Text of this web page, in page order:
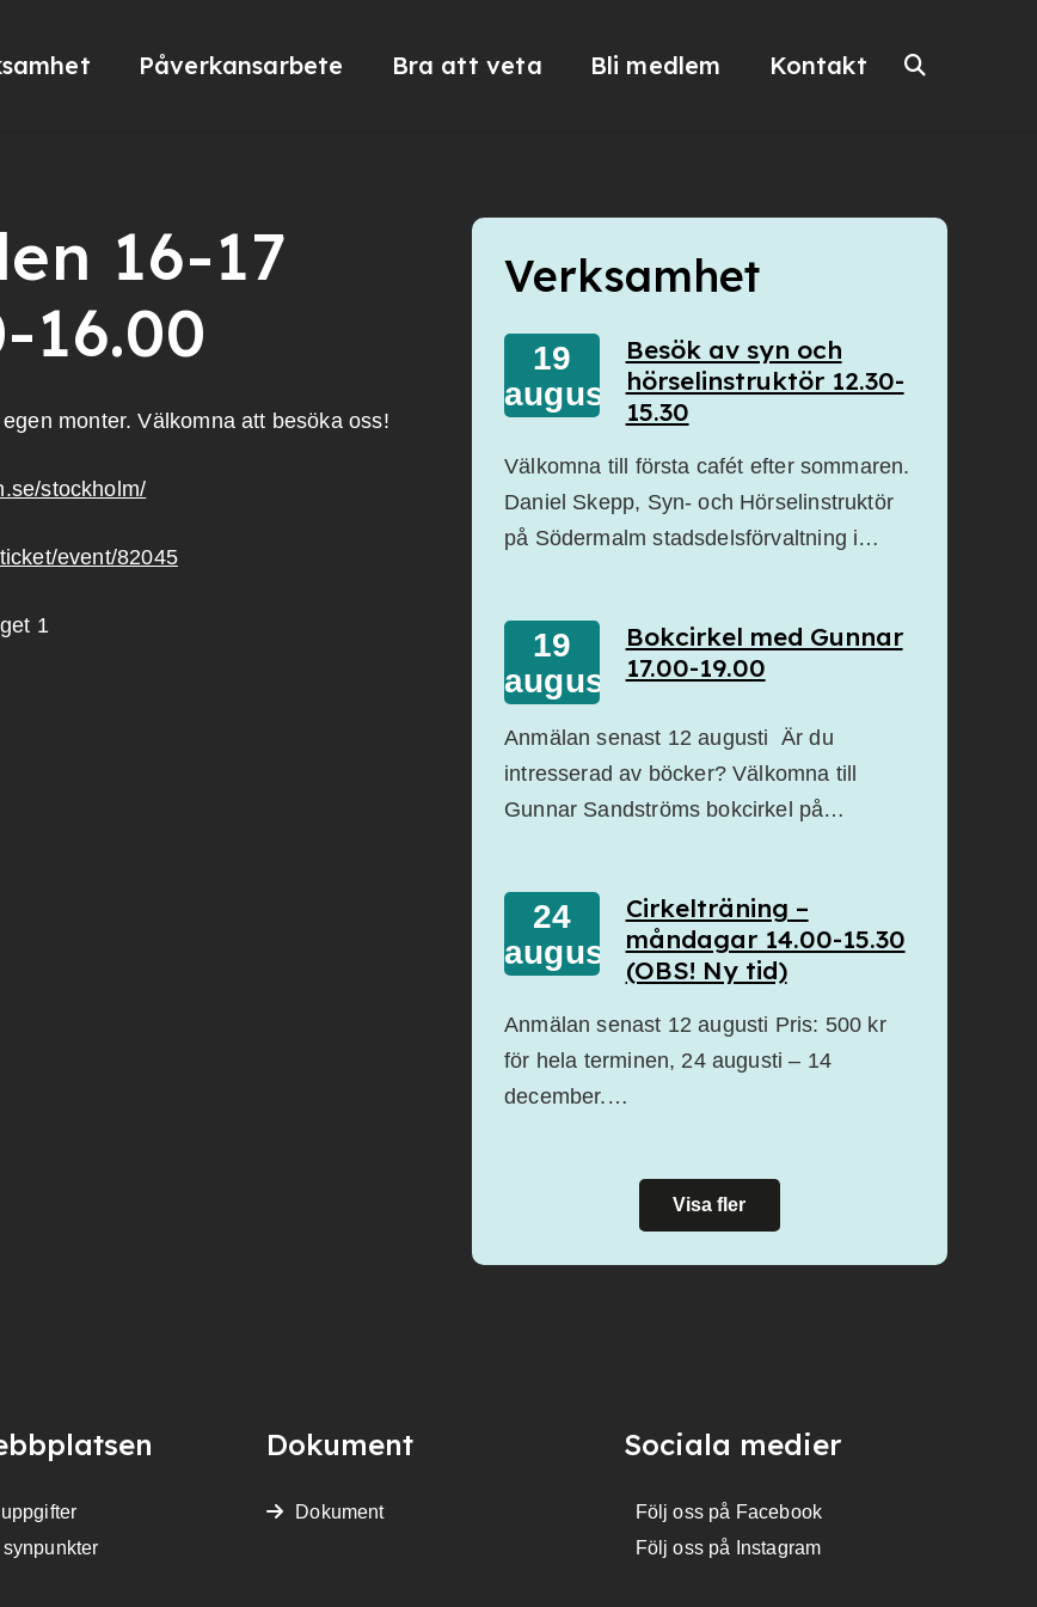
Påverkansarbete Bra att veta Bli medlem Kontakt
16-17
16.00
monter. Välkomna att besöka oss!
stockholm/
event/82045
1
Verksamhet
19
augusti
Besök av syn och
hörselinstruktör 12.30-
15.30
Välkomna till första cafét efter sommaren.
Daniel Skepp, Syn- och Hörselinstruktör
på Södermalm stadsdelsförvaltning i…
19
augusti
Bokcirkel med Gunnar
17.00-19.00
Anmälan senast 12 augusti Är du
intresserad av böcker? Välkomna till
Gunnar Sandströms bokcirkel på…
24
augusti
Cirkelträning –
måndagar 14.00-15.30
(OBS! Ny tid)
Anmälan senast 12 augusti Pris: 500 kr
för hela terminen, 24 augusti – 14
december.…
Visa fler
synpunkter
Dokument
Dokument
Sociala medier
Följ oss på Facebook
Följ oss på Instagram